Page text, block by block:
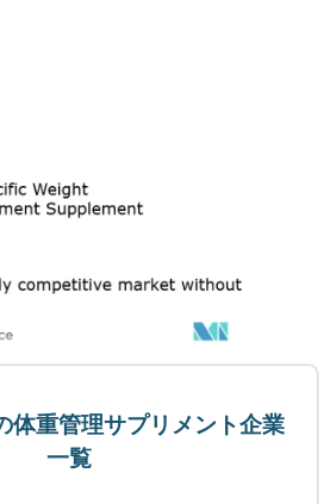
体重管理サプリメント企業
一覧